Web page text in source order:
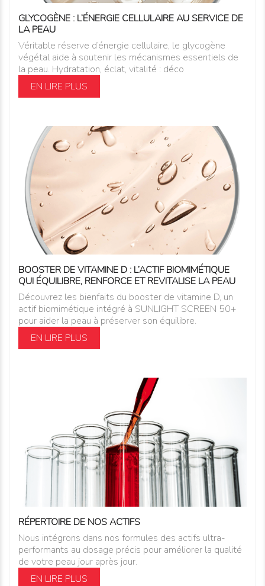
GLYCOGÈNE : L’ÉNERGIE CELLULAIRE AU SERVICE DE
LA PEAU
Véritable réserve d’énergie cellulaire, le glycogène
végétal aide à soutenir les mécanismes essentiels de
la peau. Hydratation, éclat, vitalité : déco
EN LIRE PLUS
BOOSTER DE VITAMINE D : L’ACTIF BIOMIMÉTIQUE
QUI ÉQUILIBRE, RENFORCE ET REVITALISE LA PEAU
Découvrez les bienfaits du booster de vitamine D, un
actif biomimétique intégré à SUNLIGHT SCREEN 50+
pour aider la peau à préserver son équilibre.
EN LIRE PLUS
RÉPERTOIRE DE NOS ACTIFS
Nous intégrons dans nos formules des actifs ultra-
performants au dosage précis pour améliorer la qualité
de votre peau jour après jour.
EN LIRE PLUS